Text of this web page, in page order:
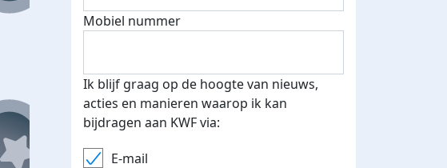
E-mails verstuurd
Bij 500 euro aan donaties ontvang
je je speciale KWF t-shirt!
Mobiel nummer
Ik blijf graag op de hoogte van nieuws,
acties en manieren waarop ik kan
bijdragen aan KWF via:
E-mail